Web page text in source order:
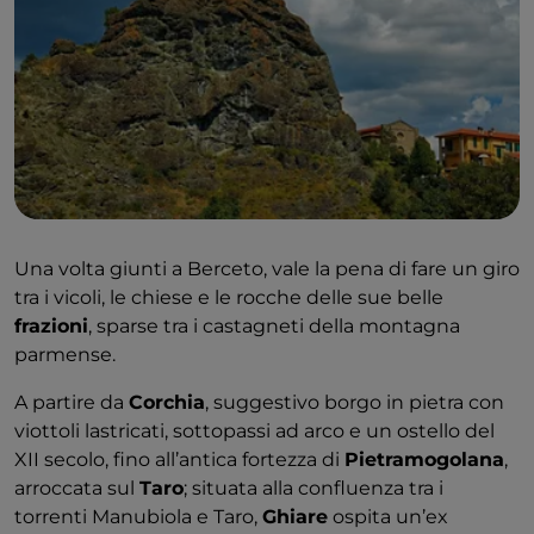
Una volta giunti a Berceto, vale la pena di fare un giro
tra i vicoli, le chiese e le rocche delle sue belle
frazioni, sparse tra i castagneti della montagna
parmense.
A partire da Corchia, suggestivo borgo in pietra con
viottoli lastricati, sottopassi ad arco e un ostello del
XII secolo, fino all’antica fortezza di Pietramogolana,
arroccata sul Taro; situata alla confluenza tra i
torrenti Manubiola e Taro, Ghiare ospita un’ex